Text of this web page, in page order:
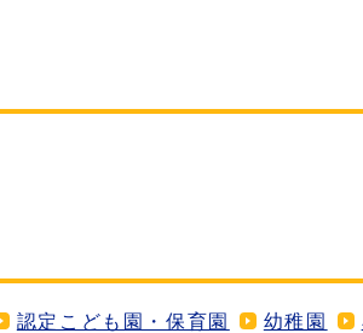
認定こども園・保育園 幼稚園